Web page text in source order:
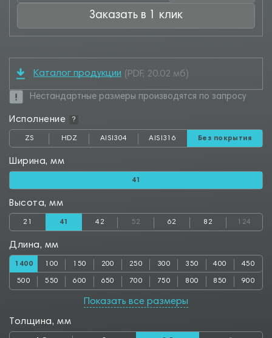
Заказать в 1 клик
Каталог продукции (PDF, 20.02 мб)
Нестандартные размеры производятся по запросу
Исполнение ?
ZS HDZ AISI304 AISI316 Без покрытия
Ширина, мм
41
Высота, мм
21 41 42 52 62 82 124
Длина, мм
1400 100 150 200 250 300 350 400 450
500 550 600 650 700 750 800 850 900
1050 1100 1150 1200 1250
1900 1950 2000 2050 2100 2150 2200 2250 2300
Показать все размеры
Толщина, мм